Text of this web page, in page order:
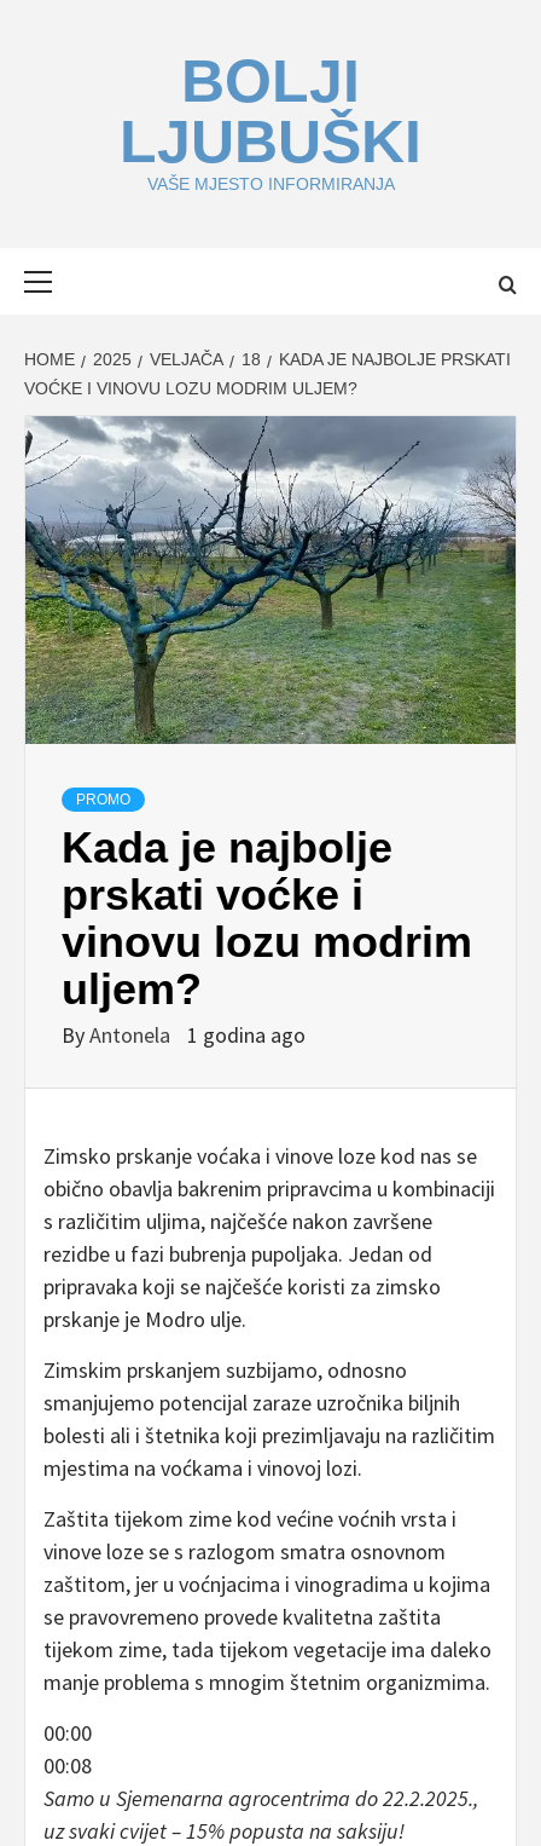
BOLJI
LJUBUŠKI
VAŠE MJESTO INFORMIRANJA
HOME 2025 VELJAČA 18
KADA JE NAJBOLJE PRSKATI
VOĆKE I VINOVU LOZU MODRIM ULJEM?
PROMO
Kada je najbolje
prskati voćke i
vinovu lozu modrim
uljem?
ByAntonela 1 godina ago
Zimsko prskanje voćaka i vinove loze kod nas se
obično obavlja bakrenim pripravcima u kombinaciji
s različitim uljima, najčešće nakon završene
rezidbe u fazi bubrenja pupoljaka. Jedan od
pripravaka koji se najčešće koristi za zimsko
prskanje je Modro ulje.
Zimskim prskanjem suzbijamo, odnosno
smanjujemo potencijal zaraze uzročnika biljnih
bolesti ali i štetnika koji prezimljavaju na različitim
mjestima na voćkama i vinovoj lozi.
Zaštita tijekom zime kod većine voćnih vrsta i
vinove loze se s razlogom smatra osnovnom
zaštitom, jer u voćnjacima i vinogradima u kojima
se pravovremeno provede kvalitetna zaštita
tijekom zime, tada tijekom vegetacije ima daleko
manje problema s mnogim štetnim organizmima.
00:00
00:08
Samo u Sjemenarna agrocentrima do 22.2.2025.,
uz svaki cvijet – 15% popusta na saksiju!